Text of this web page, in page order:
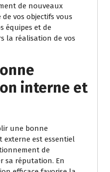
de nouveaux
vos objectifs vous
équipes et de
la réalisation de vos
interne et
une bonne
est essentiel
de
sa réputation. En